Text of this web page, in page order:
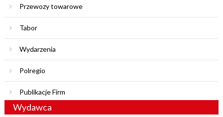
Przewozy towarowe
Tabor
Wydarzenia
Polregio
Publikacje Firm
Wydawca